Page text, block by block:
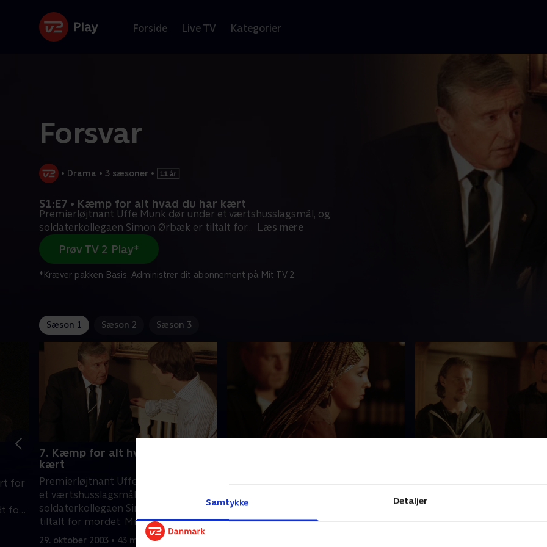
Samtykke Detaljer
Forside Live TV Kategorier
Forsvar
• Drama • 3 sæsoner •
S1:E7 • Kæmp for alt hvad du har kært
Premierløjtnant Uffe Munk dør under et værtshusslagsmål, og
soldaterkollegaen Simon Ørbæk er tiltalt for... Læs mere
Prøv TV 2 Play*
*Kræver pakken Basis. Administrer dit abonnement på Mit TV 2.
Sæson 1 Sæson 2 Sæson 3
for
for
7. Kæmp for alt hvad du har
kært
Premierløjtnant Uffe Munk dør under
et værtshusslagsmål, og
soldaterkollegaen Simon Ørbæk er
tiltalt for mordet. Mikael Frank er
forsvarer i sagen, som snart viser sig
29. oktober 2003 • 43 min
Classyman, som bagmanden i en
større sag om heroinsmugling, og
sagen bliver ikke nemmere af, at CC
igen ser anklageren Pernille Karmark
rockere, Futte og Duelund,